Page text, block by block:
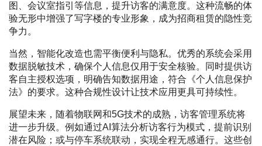
图、会议室指引等信息，提升访客的满意度。这种流畅的体
验无形中增强了写字楼的专业形象，成为招商租赁的隐性竞
争力。
当然，智能化改造也需平衡便利与隐私。优秀的系统会采用
数据脱敏技术，确保个人信息仅用于安全核验。同时提供访
客自主授权选项，明确告知数据用途，符合《个人信息保护
法》的要求。这种合规性设计让技术应用更具可持续性。
展望未来，随着物联网和5G技术的成熟，访客管理系统将
进一步升级。例如通过AI算法分析访客行为模式，提前识别
潜在风险；或与停车系统联动，实现全程无感通行。这些创